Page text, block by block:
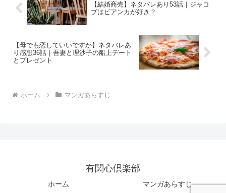
【結婚商売】ネタバレあり53話｜ジャコ
ブはビアンカが好き？
【母でも恋していいですか】ネタバレあ
り感想36話｜吾妻と理沙子の船上デート
とプレゼント
ホーム マンガあらすじ
有関心倶楽部
ホーム マンガあらすじ